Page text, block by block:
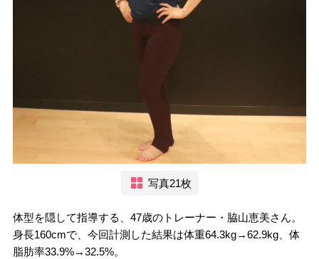
写真21枚
体型を隠して指導する、47歳のトレーナー・脇山恵美さん。
身長160cmで、今回計測した結果は体重64.3kg→62.9kg、体
脂肪率33.9%→32.5%。